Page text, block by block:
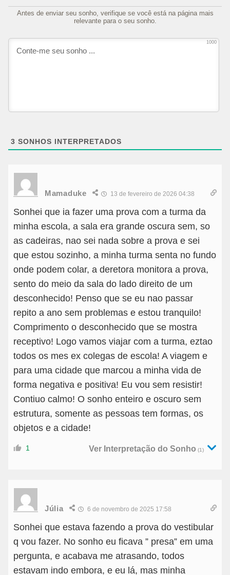
Antes de enviar seu sonho, verifique se você está na página mais
relevante para o seu sonho.
1000
3 SONHOS INTERPRETADOS
Mamaduke 13 de fevereiro de 2026 04:38
Sonhei que ia fazer uma prova com a turma da
minha escola, a sala era grande oscura sem, so
as cadeiras, nao sei nada sobre a prova e sei
que estou sozinho, a minha turma senta no fundo
onde podem colar, a deretora monitora a prova,
sento do meio da sala do lado direito de um
desconhecido! Penso que se eu nao passar
repito a ano sem problemas e estou tranquilo!
Comprimento o desconhecido que se mostra
receptivo! Logo vamos viajar com a turma, eztao
todos os mes ex colegas de escola! A viagem e
para uma cidade que marcou a minha vida de
forma negativa e positiva! Eu vou sem resistir!
Contiuo calmo! O sonho enteiro e oscuro sem
estrutura, somente as pessoas tem formas, os
objetos e a cidade!
1 Ver Interpretação do Sonho (1)
Júlia 6 de novembro de 2025 17:58
Sonhei que estava fazendo a prova do vestibular
q vou fazer. No sonho eu ficava ” presa” em uma
pergunta, e acabava me atrasando, todos
estavam indo embora, e eu lá, mas minha